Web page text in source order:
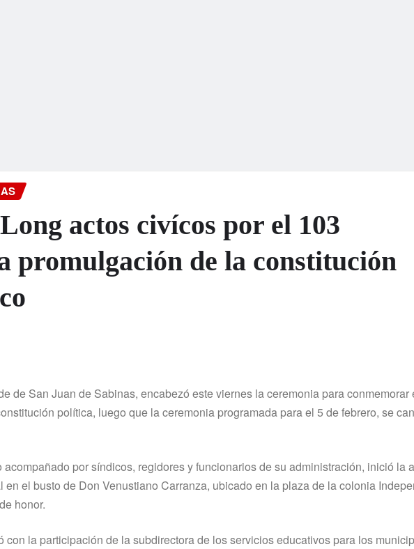
actos civícos por el 103
promulgación de la constitución
de San Juan de Sabinas, encabezó este viernes la ceremonia para conmemorar
política, luego que la ceremonia programada para el 5 de febrero, se
por síndicos, regidores y funcionarios de su administración, inició la
el busto de Don Venustiano Carranza, ubicado en la plaza de la colonia
honor.
con la participación de la subdirectora de los servicios educativos para los